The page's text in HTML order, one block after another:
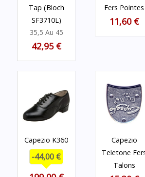
Tap (Bloch
SF3710L)
35,5 Au 45
42,95 €
Fers Pointes
11,60 €
Capezio K360
-44,00 €
Capezio
Teletone
Talons